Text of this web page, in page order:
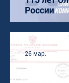
России
26 мар.